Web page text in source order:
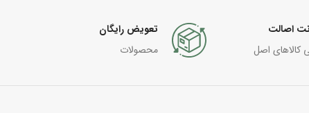
اصالت
کالاهای اصل
تعویض رایگان
محصولات